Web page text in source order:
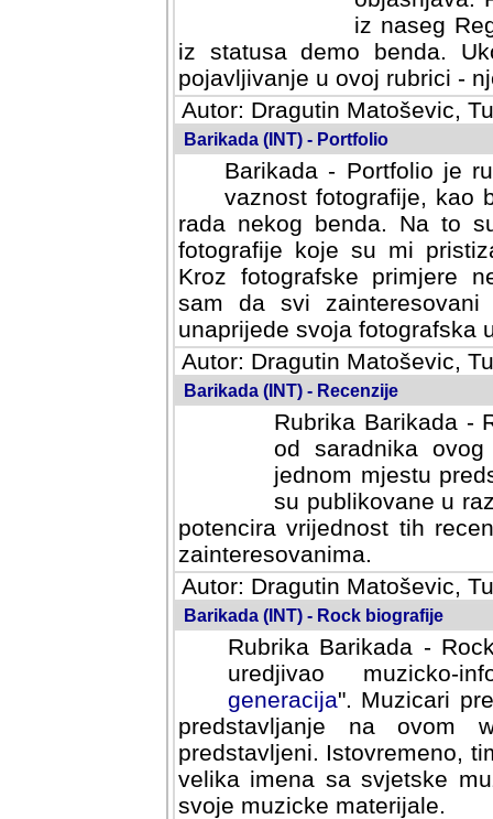
iz naseg
iz statusa demo benda.
pojavljivanje u ovoj rubrici -
Autor: Dragutin Matoševic,
Barikada (INT) - Portfolio
Barikada - Portfolio je
vaznost fotografije, kao
rada nekog benda. Na to
fotografije koje su mi
fotografske primjere
svi zainteresovani
svoja fotografska umijeca.
Autor: Dragutin Matoševic,
Barikada (INT) - Recenzije
Rubrika Barikada -
od saradnika
jednom mjestu
su publikovane u
potencira vrijednost tih
zainteresovanima.
Autor: Dragutin Matoševic,
Barikada (INT) - Rock biografije
Rubrika Barikada -
uredjivao muzicko-
Muzicari predstavljeni u
na ovom web portalu
Istovremeno, tim nacinom
sa svjetske muzicke scene
materijale.